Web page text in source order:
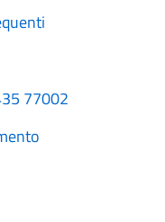
77002